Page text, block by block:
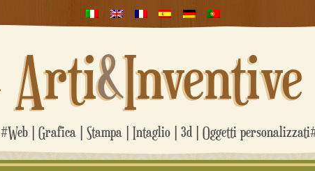
Arti&Inventive
#Web | Grafica | Stampa | Intaglio | 3d | Oggetti